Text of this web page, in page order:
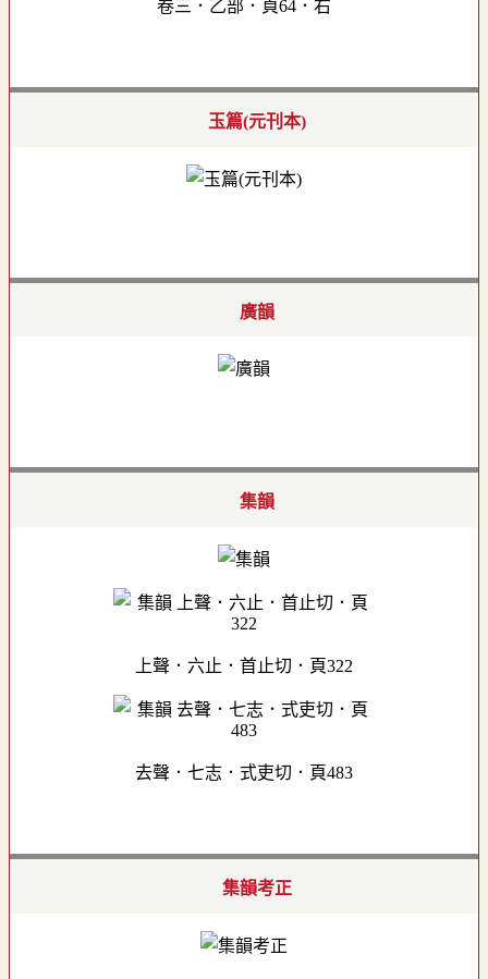
卷三．乙部．頁64．右
玉篇(元刊本)
廣韻
集韻
上聲．六止．首止切．頁322
去聲．七志．式吏切．頁483
集韻考正